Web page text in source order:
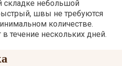
складке небольшой
швы не требуются
количестве.
течение нескольких дней.